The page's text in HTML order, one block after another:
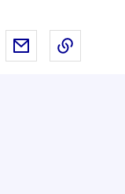
Imprimer Courriel